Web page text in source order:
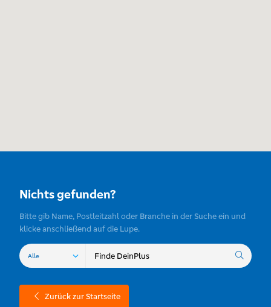
Nichts gefunden?
Bitte gib Name, Postleitzahl oder Branche in der Suche ein und
klicke anschließend auf die Lupe.
Zurück zur Startseite